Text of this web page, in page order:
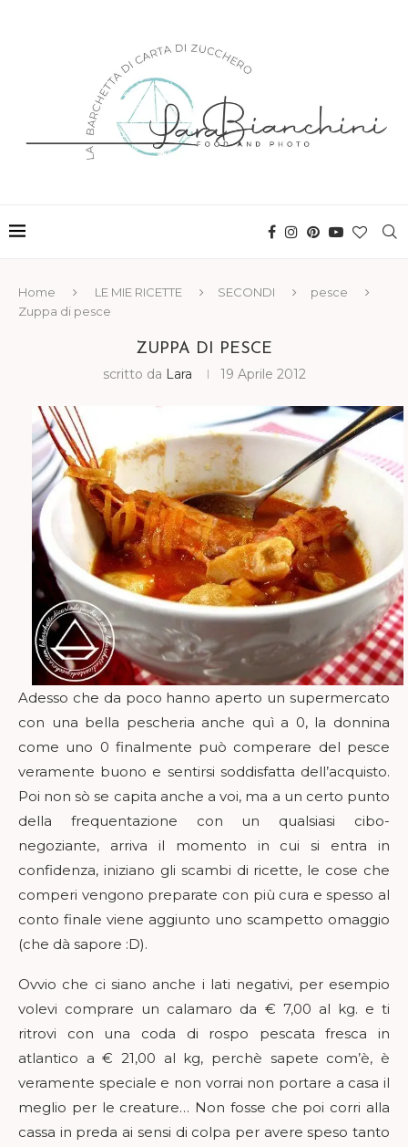
Home LE MIE RICETTE SECONDI
pesce
Zuppa di pesce
ZUPPA DI PESCE
scritto da Lara 19 Aprile 2012
Adesso che da poco hanno aperto un supermercato
con una bella pescheria anche quì a 0, la donnina
come uno 0 finalmente può comperare del pesce
veramente buono e sentirsi soddisfatta dell’acquisto.
Poi non sò se capita anche a voi, ma a un certo punto
della frequentazione con un qualsiasi cibo-
negoziante, arriva il momento in cui si entra in
confidenza, iniziano gli scambi di ricette, le cose che
comperi vengono preparate con più cura e spesso al
conto finale viene aggiunto uno scampetto omaggio
(che dà sapore :D).
Ovvio che ci siano anche i lati negativi, per esempio
volevi comprare un calamaro da € 7,00 al kg. e ti
ritrovi con una coda di rospo pescata fresca in
atlantico a € 21,00 al kg, perchè sapete com’è, è
veramente speciale e non vorrai non portare a casa il
meglio per le creature… Non fosse che poi corri alla
cassa in preda ai sensi di colpa per avere speso tanto